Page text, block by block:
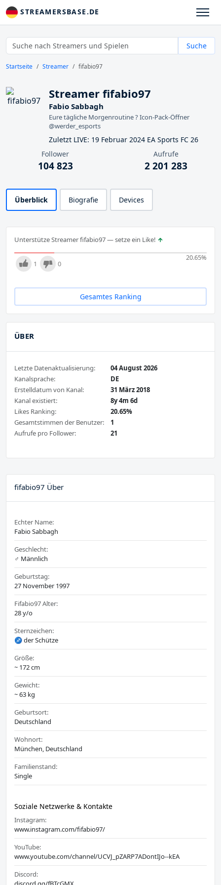
STREAMERSBASE.DE
Suche
Startseite Streamer fifabio97
Streamer fifabio97
Fabio Sabbagh
Eure tägliche Morgenroutine ? Icon-Pack-Öffner
@werder_esports
Zuletzt LIVE: 19 Februar 2024 EA Sports FC 26
Follower
104 823
Aufrufe
2 201 283
Überblick Biografie Devices
Unterstütze Streamer fifabio97 — setze ein Like!
20.65%
1 0
Gesamtes Ranking
ÜBER
Letzte Datenaktualisierung:
04 August 2026
Kanalsprache:
DE
Erstelldatum von Kanal:
31 März 2018
Kanal existiert:
8y 4m 6d
Likes Ranking:
20.65%
Gesamtstimmen der Benutzer:
1
Aufrufe pro Follower:
21
fifabio97 Über
Echter Name:
Fabio Sabbagh
Geschlecht:
♂️ Männlich
Geburtstag:
27 November 1997
Fifabio97 Alter:
28 y/o
Sternzeichen:
♐ der Schütze
Größe:
~ 172 cm
Gewicht:
~ 63 kg
Geburtsort:
Deutschland
Wohnort:
München, Deutschland
Familienstand:
Single
Soziale Netzwerke & Kontakte
Instagram:
www.instagram.com/fifabio97/
YouTube:
www.youtube.com/channel/UCVJ_pZARP7ADontIJo--kEA
Discord: